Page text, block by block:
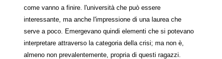
come vanno a finire. l'università che può essere
interessante, ma anche l'impressione di una laurea che
serve a poco. Emergevano quindi elementi che si potevano
interpretare attraverso la categoria della crisi; ma non è,
almeno non prevalentemente, propria di questi ragazzi.